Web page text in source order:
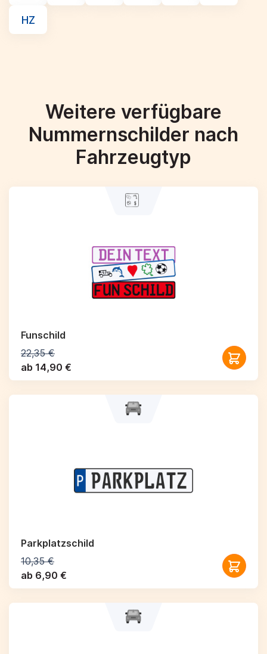
HZ
Weitere verfügbare
Nummernschilder nach
Fahrzeugtyp
Funschild
22,35 €
ab 14,90 €
Parkplatzschild
10,35 €
ab 6,90 €